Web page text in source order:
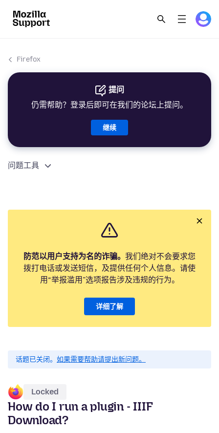
Firefox
提问
仍需帮助？登录后即可在我们的论坛上提问。
继续
问题工具
防范以用户支持为名的诈骗。 我们绝对不会要求您
拨打电话或发送短信，及提供任何个人信息。请使
用“举报滥用”选项报告涉及违规的行为。
详细了解
话题已关闭。 如果需要帮助请提出新问题。
Locked
How do I run a plugin - IIIF
Download?